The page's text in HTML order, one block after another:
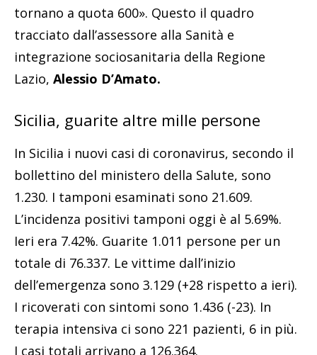
tornano a quota 600». Questo il quadro
tracciato dall’assessore alla Sanità e
integrazione sociosanitaria della Regione
Lazio, Alessio D’Amato.
Sicilia, guarite altre mille persone
In Sicilia i nuovi casi di coronavirus, secondo il
bollettino del ministero della Salute, sono
1.230. I tamponi esaminati sono 21.609.
L’incidenza positivi tamponi oggi è al 5.69%.
Ieri era 7.42%. Guarite 1.011 persone per un
totale di 76.337. Le vittime dall’inizio
dell’emergenza sono 3.129 (+28 rispetto a ieri).
I ricoverati con sintomi sono 1.436 (-23). In
terapia intensiva ci sono 221 pazienti, 6 in più.
I casi totali arrivano a 126.364.